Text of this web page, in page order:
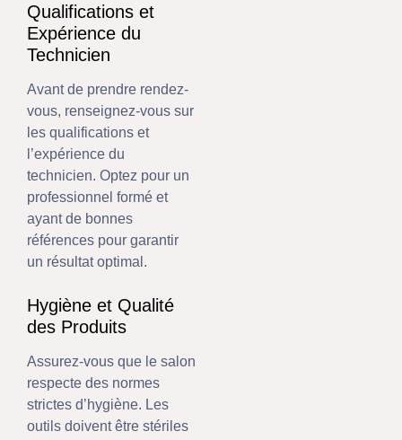
Qualifications et
Expérience du
Technicien
Avant de prendre rendez-
vous, renseignez-vous sur
les qualifications et
l’expérience du
technicien. Optez pour un
professionnel formé et
ayant de bonnes
références pour garantir
un résultat optimal.
Hygiène et Qualité
des Produits
Assurez-vous que le salon
respecte des normes
strictes d’hygiène. Les
outils doivent être stériles